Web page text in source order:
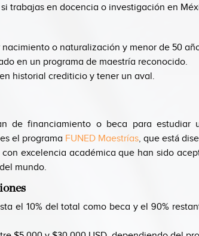
trabajas en docencia o investigación en
o naturalización y menor de 50
en un programa de maestría reconocido.
historial crediticio y tener un aval.
de financiamiento o beca para estudiar
el programa FUNED Maestrías,que está
excelencia académica que han sido
mundo.
el 10% del total como beca y el 90%